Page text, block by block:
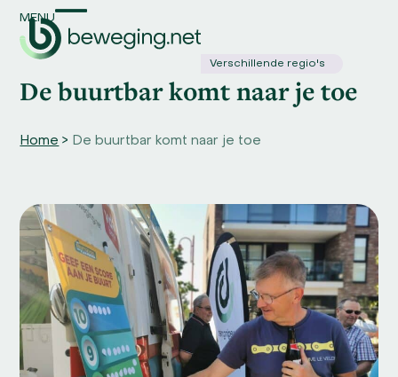
content
MENU
Open
menu
Close
menu
Verschillende regio's
De buurtbar komt naar je toe
Home > De buurtbar komt naar je toe